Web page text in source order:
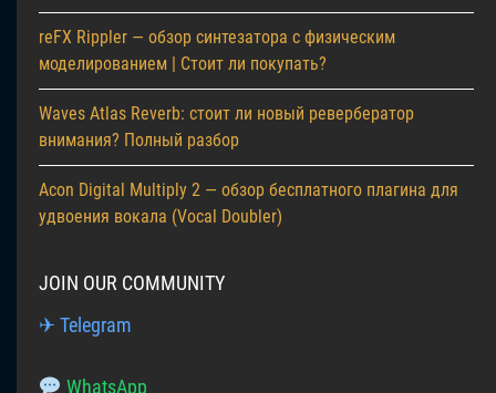
reFX Rippler — обзор синтезатора с физическим
моделированием | Стоит ли покупать?
Waves Atlas Reverb: стоит ли новый ревербератор
внимания? Полный разбор
Acon Digital Multiply 2 — обзор бесплатного плагина для
удвоения вокала (Vocal Doubler)
JOIN OUR COMMUNITY
✈ Telegram
WhatsApp